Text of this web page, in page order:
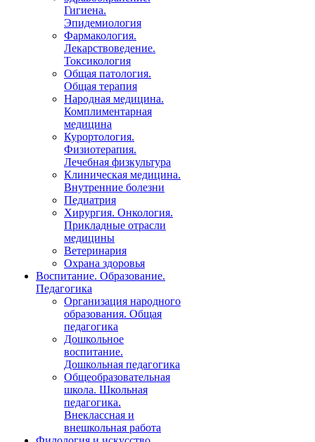
Гигиена.
Эпидемиология
Фармакология.
Лекарствоведение.
Токсикология
Общая патология.
Общая терапия
Народная медицина.
Комплиментарная
медицина
Курортология.
Физиотерапия.
Лечебная физкультура
Клиническая медицина.
Внутренние болезни
Педиатрия
Хирургия. Онкология.
Прикладные отрасли
медицины
Ветеринария
Охрана здоровья
Воспитание. Образование.
Педагогика
Организация народного
образования. Общая
педагогика
Дошкольное
воспитание.
Дошкольная педагогика
Общеобразовательная
школа. Школьная
педагогика.
Внеклассная и
внешкольная работа